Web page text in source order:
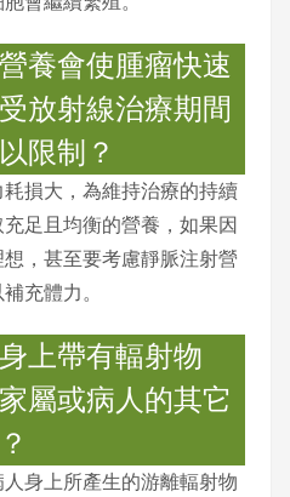
養會使腫瘤快速
放射線治療期間
限制？
損大，為維持治療的持續
足且均衡的營養，如果因
，甚至要考慮靜脈注射營
充體力。
上帶有輻射物
屬或病人的其它
身上所產生的游離輻射物